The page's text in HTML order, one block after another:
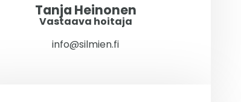
Tanja Heinonen
Vastaava hoitaja
info@silmien.fi